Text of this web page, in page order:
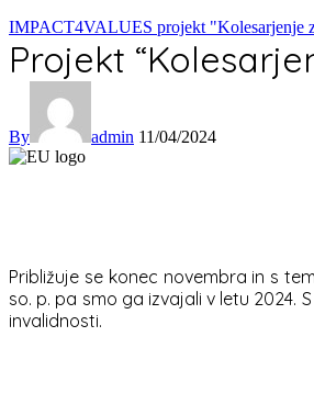
IMPACT4VALUES projekt "Kolesarjenje
Projekt
By admin 11/04/2024
Približuje se konec novembra in s
so. p. pa smo ga izvajali v letu 2024.
invalidnosti.